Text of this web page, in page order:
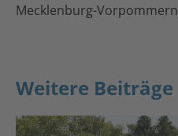
Mecklenburg-Vorpommern
Weitere Beiträge